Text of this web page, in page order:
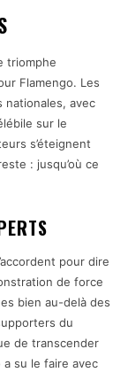
triomphe
Flamengo. Les
nationales, avec
sur le
s’éteignent
: jusqu’où ce
pour dire
de force
bien au-delà des
du
de transcender
su le faire avec